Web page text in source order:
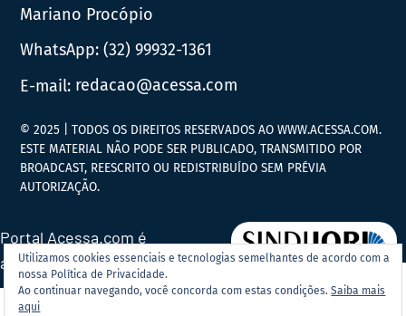
Mariano Procópio
WhatsApp:(32) 99932-1361
E-mail: redacao@acessa.com
Utilizamos cookies essenciais e tecnologias semelhantes de acordo com a
nossa Política de Privacidade.
Ao continuar navegando, você concorda com estas condições.Saiba mais
aqui
© 2025 | TODOS OS DIREITOS RESERVADOS AO WWW.ACESSA.COM.
ESTE MATERIAL NÃO PODE SER PUBLICADO, TRANSMITIDO POR
BROADCAST, REESCRITO OU REDISTRIBUÍDO SEM PRÉVIA
AUTORIZAÇÃO.
Portal Acessa.com é
associado ao